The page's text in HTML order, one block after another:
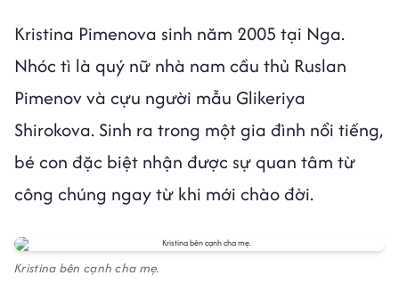
Kristina Pimenova sinh năm 2005 tại Nga.
Nhóc tì là quý nữ nhà nam cầu thủ Ruslan
Pimenov và cựu người mẫu Glikeriya
Shirokova. Sinh ra trong một gia đình nổi tiếng,
bé con đặc biệt nhận được sự quan tâm từ
công chúng ngay từ khi mới chào đời.
Kristina bên cạnh cha mẹ.